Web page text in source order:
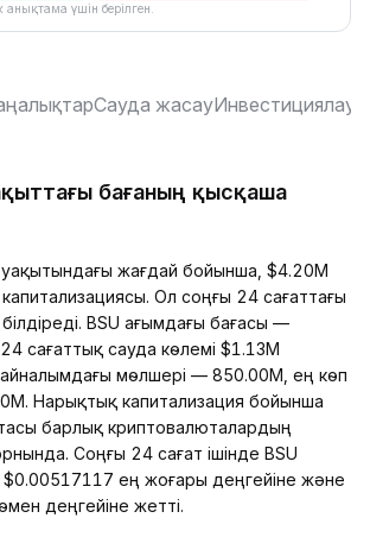
анықтама үшін берілген.
Сауда жасауИнвестициялау
бағаның қысқаша
жағдай бойынша, $4.20M
Ол соңғы 24 сағаттағы
білдіреді. BSU ағымдағы бағасы —
сағаттық сауда көлемі $1.13M
айналымдағы мөлшері — 850.00M, ең көп
Нарықтық капитализация бойынша
барлық криптовалюталардың
Соңғы 24 сағат ішінде BSU
ең жоғары деңгейіне және
деңгейіне жетті.